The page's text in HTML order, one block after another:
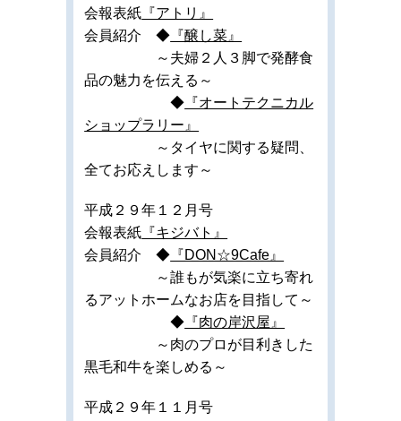
会報表紙 『アトリ』
会員紹介 ◆ 『醸し菜』
～夫婦２人３脚で発酵食
品の魅力を伝える～
◆ 『オートテクニカル
ショップラリー』
～タイヤに関する疑問、
全てお応えします～
平成２９年１２月号
会報表紙 『キジバト』
会員紹介 ◆ 『DON☆9Cafe』
～誰もが気楽に立ち寄れ
るアットホームなお店を目指して～
◆ 『肉の岸沢屋』
～肉のプロが目利きした
黒毛和牛を楽しめる～
平成２９年１１月号